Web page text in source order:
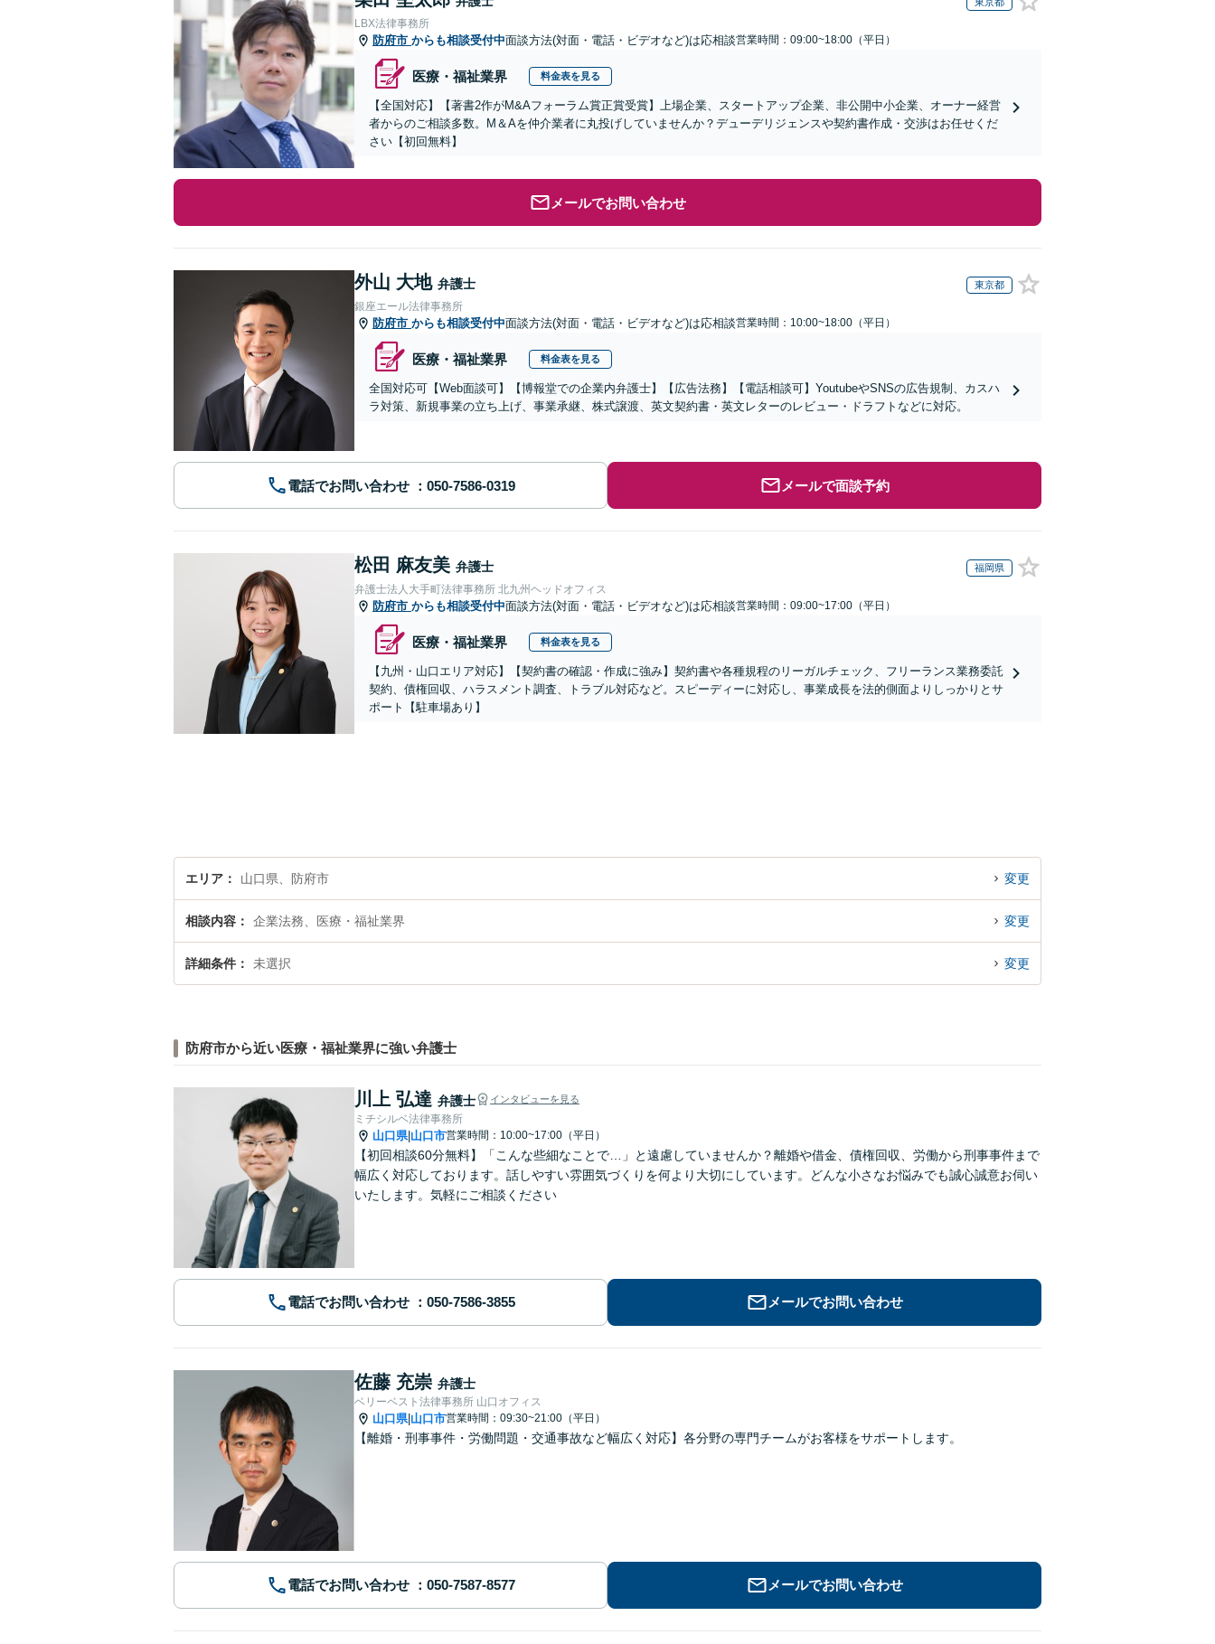
LBX法律事務所
防府市 からも相談受付中面談方法(対面・電話・ビデオなど)は応相談営業時間：09:00~18:00（平日）
医療・福祉業界 料金表を見る
【全国対応】【著書2作がM&Aフォーラム賞正賞受賞】上場企業、スタートアップ企業、非公開中小企業、オーナー経営
者からのご相談多数。M＆Aを仲介業者に丸投げしていませんか？デューデリジェンスや契約書作成・交渉はお任せくだ
さい【初回無料】
メールでお問い合わせ
外山 大地 弁護士 東京都
銀座エール法律事務所
防府市 からも相談受付中面談方法(対面・電話・ビデオなど)は応相談営業時間：10:00~18:00（平日）
医療・福祉業界 料金表を見る
全国対応可【Web面談可】【博報堂での企業内弁護士】【広告法務】【電話相談可】YoutubeやSNSの広告規制、カスハ
ラ対策、新規事業の立ち上げ、事業承継、株式譲渡、英文契約書・英文レターのレビュー・ドラフトなどに対応。
電話でお問い合わせ メールで面談予約
松田 麻友美 弁護士 福岡県
弁護士法人大手町法律事務所 北九州ヘッドオフィス
防府市 からも相談受付中面談方法(対面・電話・ビデオなど)は応相談営業時間：09:00~17:00（平日）
医療・福祉業界 料金表を見る
【九州・山口エリア対応】【契約書の確認・作成に強み】契約書や各種規程のリーガルチェック、フリーランス業務委託
契約、債権回収、ハラスメント調査、トラブル対応など。スピーディーに対応し、事業成長を法的側面よりしっかりとサ
ポート【駐車場あり】
エリア 山口県、防府市 変更
相談内容 企業法務、医療・福祉業界 変更
詳細条件 未選択 変更
防府市から近い医療・福祉業界に強い弁護士
川上 弘達 弁護士 インタビューを見る
ミチシルベ法律事務所
山口県| 山口市営業時間：10:00~17:00（平日）
【初回相談60分無料】「こんな些細なことで…」と遠慮していませんか？離婚や借金、債権回収、労働から刑事事件まで
幅広く対応しております。話しやすい雰囲気づくりを何より大切にしています。どんな小さなお悩みでも誠心誠意お伺い
いたします。気軽にご相談ください
電話でお問い合わせ メールでお問い合わせ
佐藤 充崇 弁護士
ベリーベスト法律事務所 山口オフィス
山口県| 山口市営業時間：09:30~21:00（平日）
【離婚・刑事事件・労働問題・交通事故など幅広く対応】各分野の専門チームがお客様をサポートします。
電話でお問い合わせ メールでお問い合わせ